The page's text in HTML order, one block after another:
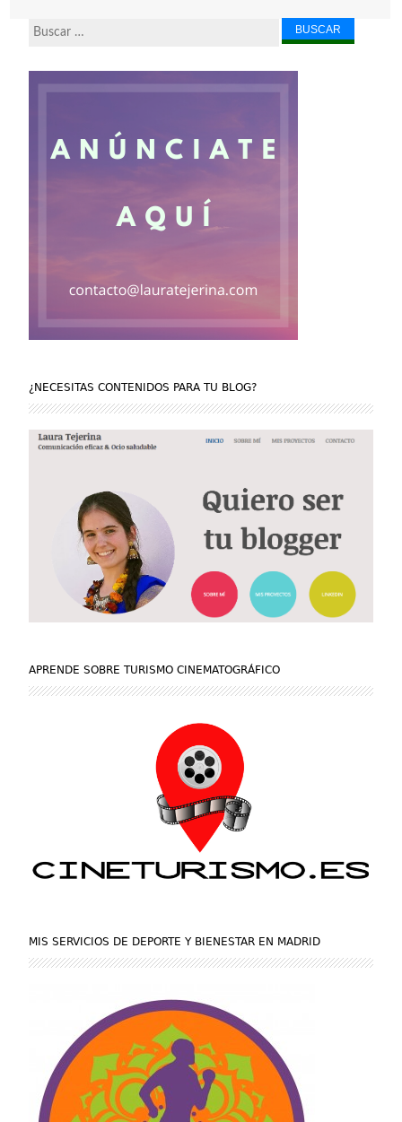
Buscar...
¿NECESITAS CONTENIDOS PARA TU BLOG?
APRENDE SOBRE TURISMO CINEMATOGRÁFICO
MIS SERVICIOS DE DEPORTE Y BIENESTAR EN MADRID